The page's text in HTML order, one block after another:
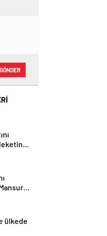
GÖNDER
ülkede